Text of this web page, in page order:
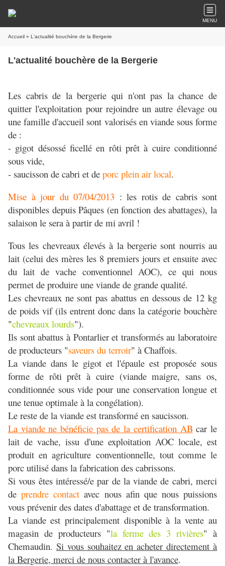
MENU
Accueil » L'actualité bouchère de la Bergerie
L'actualité bouchère de la Bergerie
Les cabris de la bergerie qui n'ont pas la chance de
quitter l'exploitation pour rejoindre un autre élevage ou
une famille d'accueil sont valorisés en viande sous forme
de :
- gigot désossé ficellé en rôti prêt à cuire conditionné
sous vide,
- saucisson de cabri et de porc plein air local.
Mise à jour du 07/04/2013 : les rotis de cabris sont
disponibles depuis Pâques (en fonction des abattages), la
salaison le sera à partir de mi avril !
Tous les chevreaux élevés à la bergerie sont nourris au
lait (celui des mères les 8 premiers jours et ensuite avec
du lait de vache conventionnel AOC), ce qui nous
permet de produire une viande de grande qualité.
Les chevreaux ne sont pas abattus en dessous de 12 kg
de poids vif (ils entrent donc dans la catégorie bouchère
"chevreaux lourds").
Ils sont abattus à Pontarlier et transformés au laboratoire
de producteurs "saveurs du terroir" à Chaffois.
La viande dans le gigot et l'épaule est proposée sous
forme de rôti prêt à cuire (viande maigre, sans os,
conditionnée sous vide pour une conservation longue et
une tenue optimale à la congélation).
Le reste de la viande est transformé en saucisson.
La viande ne bénéficie pas de la certification AB car le
lait de vache, issu d'une exploitation AOC locale, est
produit en agriculture conventionnelle, tout comme le
porc utilisé dans la fabrication des cabrissons.
Si vous êtes intéressé/e par de la viande de cabri, merci
deprendre contact avec nous afin que nous puissions
vous prévenir des dates d'abattage et de transformation.
La viande est principalement disponible à la vente au
magasin de producteurs "la ferme des 3 rivières" à
Chemaudin. Si vous souhaitez en acheter directement à
la Bergerie, merci de nous contacter à l'avance.